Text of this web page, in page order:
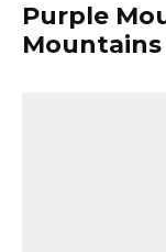
Purple
Mountains